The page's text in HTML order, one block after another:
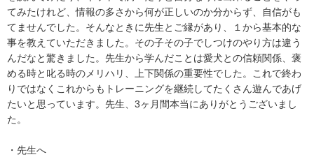
てみたけれど、情報の多さから何が正しいのか分からず、自信がも
てませんでした。そんなときに先生とご縁があり、１から基本的な
事を教えていただきました。その子その子でしつけのやり方は違う
んだなと驚きました。先生から学んだことは愛犬との信頼関係、褒
める時と叱る時のメリハリ、上下関係の重要性でした。これで終わ
りではなくこれからもトレーニングを継続してたくさん遊んであげ
たいと思っています。先生、3ヶ月間本当にありがとうございまし
た。
・先生へ